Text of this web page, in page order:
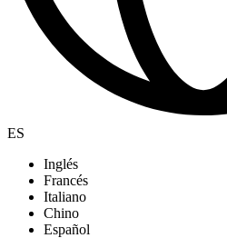
ES
Inglés
Francés
Italiano
Chino
Español